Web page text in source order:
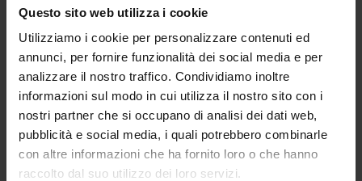
Questo sito web utilizza i cookie
Utilizziamo i cookie per personalizzare contenuti ed
annunci, per fornire funzionalità dei social media e per
analizzare il nostro traffico. Condividiamo inoltre
informazioni sul modo in cui utilizza il nostro sito con i
nostri partner che si occupano di analisi dei dati web,
pubblicità e social media, i quali potrebbero combinarle
con altre informazioni che ha fornito loro o che hanno
raccolto dal suo utilizzo dei loro servizi.
necessario presentare comunque l’istanza;
è presentata da coloro che nel 2023/24 si
sono inseriti negli elenchi aggiuntivi alla prima
fascia e adesso devono essere inclusi a pieno
titolo in prima fascia;
può essere presentata, per la prima fascia,
con riserva, da parte degli aspiranti che
conseguono il titolo di